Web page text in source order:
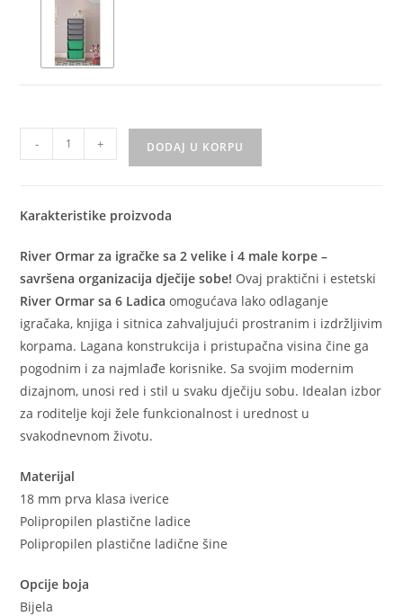
- + DODAJ U KORPU
Karakteristike proizvoda
River Ormar za igračke sa 2 velike i 4 male korpe –
savršena organizacija dječije sobe! Ovaj praktični i estetski
River Ormar sa 6 Ladica omogućava lako odlaganje
igračaka, knjiga i sitnica zahvaljujući prostranim i izdržljivim
korpama. Lagana konstrukcija i pristupačna visina čine ga
pogodnim i za najmlađe korisnike. Sa svojim modernim
dizajnom, unosi red i stil u svaku dječiju sobu. Idealan izbor
za roditelje koji žele funkcionalnost i urednost u
svakodnevnom životu.
Materijal
18 mm prva klasa iverice
Polipropilen plastične ladice
Polipropilen plastične ladične šine
Opcije boja
Bijela